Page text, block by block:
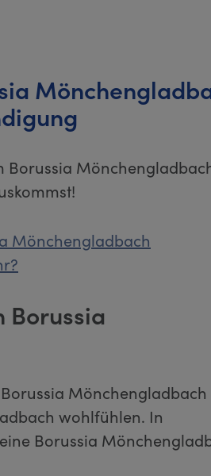
Borussia
Mönchengladbach
Borussia
Mönchengladbach
wohlfühlen. In
Borussia